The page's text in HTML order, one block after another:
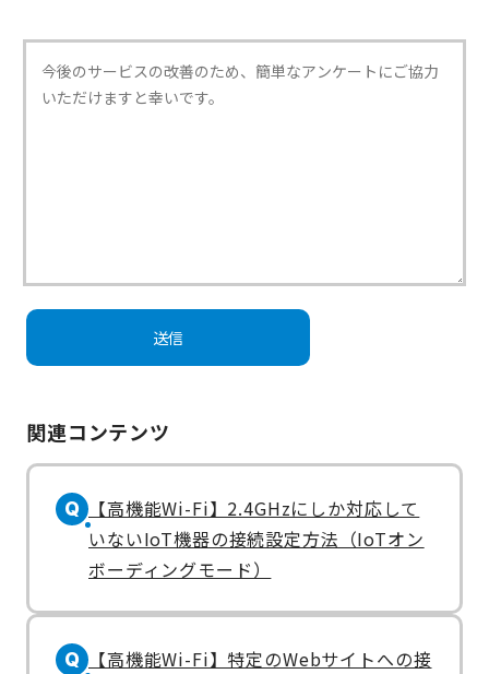
関連コンテンツ
Q
【高機能Wi-Fi】2.4GHzにしか対応して
いないIoT機器の接続設定方法（IoTオン
ボーディングモード）
Q
【高機能Wi-Fi】特定のWebサイトへの接